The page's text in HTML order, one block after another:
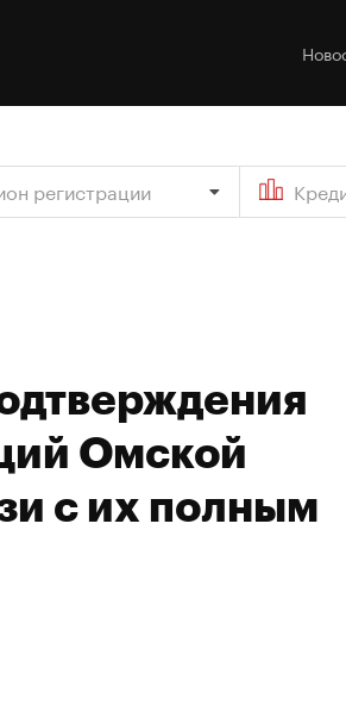
регистрации
Омской
с их полным